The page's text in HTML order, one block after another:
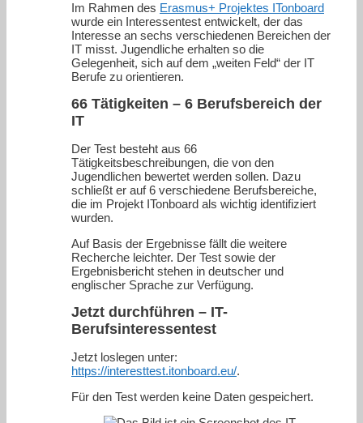
Im Rahmen des Erasmus+ Projektes ITonboard
wurde ein Interessentest entwickelt, der das
Interesse an sechs verschiedenen Bereichen der
IT misst. Jugendliche erhalten so die
Gelegenheit, sich auf dem „weiten Feld“ der IT
Berufe zu orientieren.
66 Tätigkeiten – 6 Berufsbereich der
IT
Der Test besteht aus 66
Tätigkeitsbeschreibungen, die von den
Jugendlichen bewertet werden sollen. Dazu
schließt er auf 6 verschiedene Berufsbereiche,
die im Projekt ITonboard als wichtig identifiziert
wurden.
Auf Basis der Ergebnisse fällt die weitere
Recherche leichter. Der Test sowie der
Ergebnisbericht stehen in deutscher und
englischer Sprache zur Verfügung.
Jetzt durchführen – IT-
Berufsinteressentest
Jetzt loslegen unter:
https://interesttest.itonboard.eu/.
Für den Test werden keine Daten gespeichert.